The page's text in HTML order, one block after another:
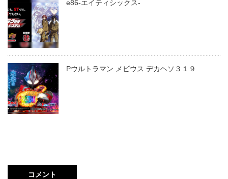
e86-エイティシックス-
Pウルトラマン メビウス デカヘソ３１９
コメント